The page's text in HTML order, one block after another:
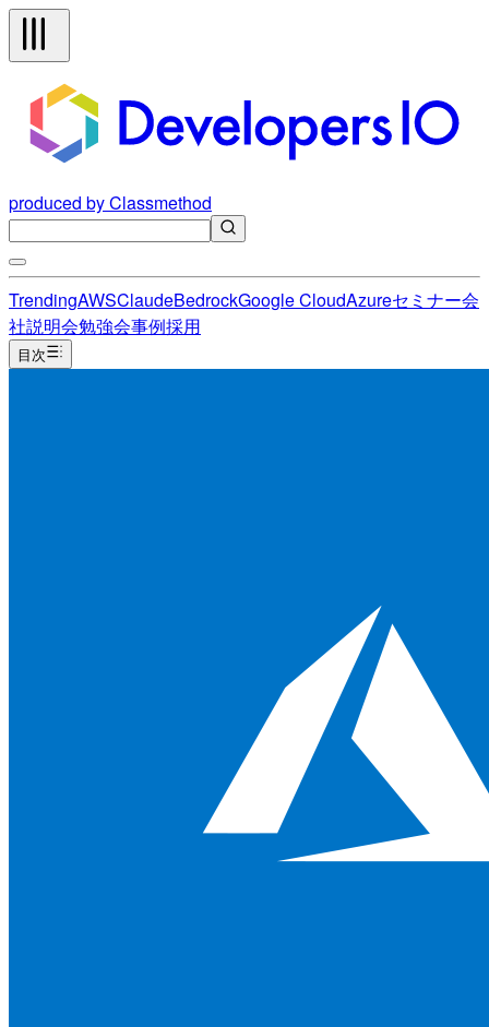
produced by Classmethod
TrendingAWSClaudeBedrockGoogle CloudAzureセミナー会
社説明会勉強会事例採用
目次